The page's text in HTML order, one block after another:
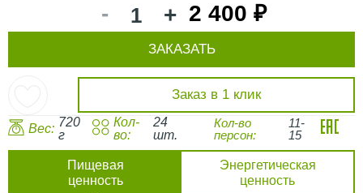
- + 2 400 ₽
Заказ в 1 клик
ЗАКАЗАТЬ
Вес: 720
г
Кол-
во:
24
шт.
Кол-во
персон:
11-
15
Пищевая
ценность
Энергетическая
ценность